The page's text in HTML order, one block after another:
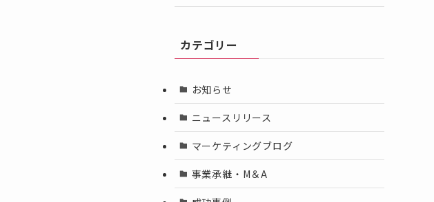
カテゴリー
お知らせ
ニュースリリース
マーケティングブログ
事業承継・M＆A